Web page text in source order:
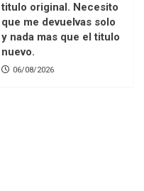
titulo original. Necesito
que me devuelvas solo
y nada mas que el titulo
nuevo.
06/08/2026